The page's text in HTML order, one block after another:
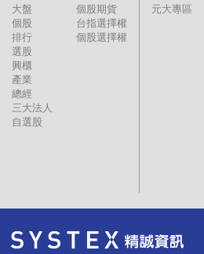
大盤
個股
排行
選股
興櫃
產業
總經
三大法人
自選股
個股期貨
台指選擇權
個股選擇權
元大專區